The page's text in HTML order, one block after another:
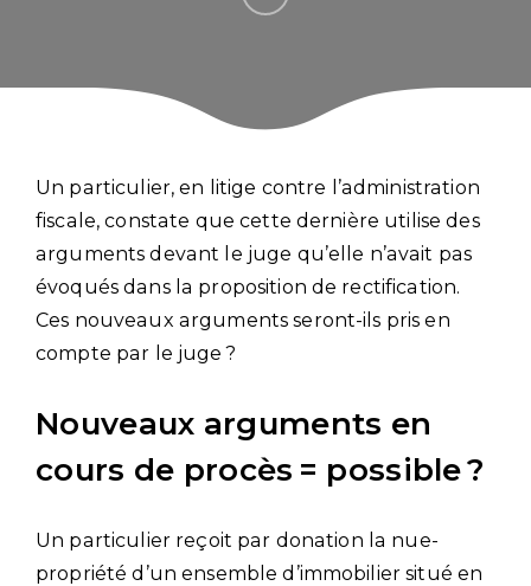
Un particulier, en litige contre l’administration
fiscale, constate que cette dernière utilise des
arguments devant le juge qu’elle n’avait pas
évoqués dans la proposition de rectification.
Ces nouveaux arguments seront-ils pris en
compte par le juge ?
Nouveaux arguments en
cours de procès = possible ?
Un particulier reçoit par donation la nue-
propriété d’un ensemble d’immobilier situé en